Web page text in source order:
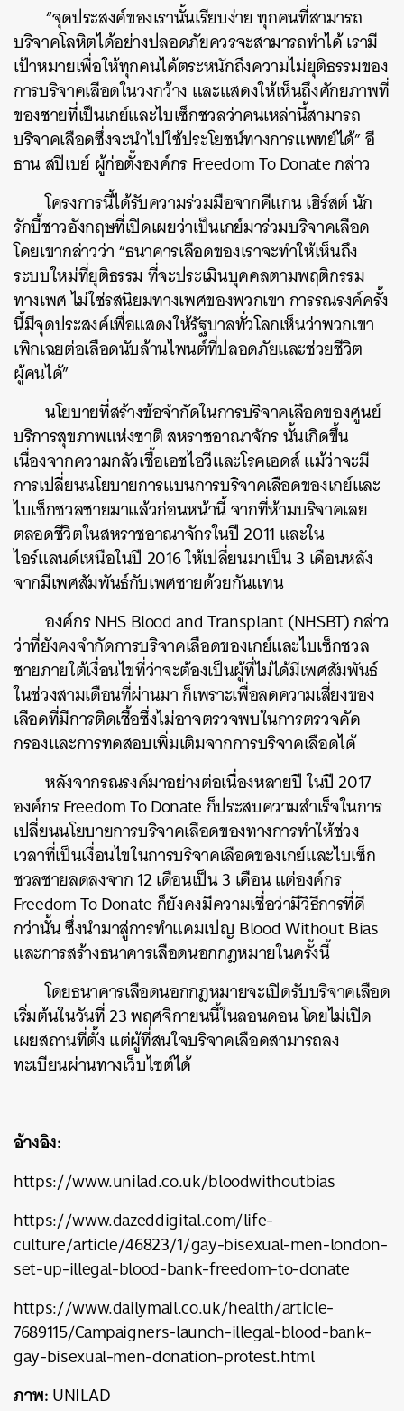
“จุดประสงค์ของเรานั้นเรียบง่ายทุกคนที่สามารถ
บริจาคโลหิตได้อย่างปลอดภัยควรจะสามารถทำได้เรามี
เป้าหมายเพื่อให้ทุกคนได้ตระหนักถึงความไม่ยุติธรรมของ
การบริจาคเลือดในวงกว้าง และแสดงให้เห็นถึงศักยภาพที่
ของชายที่เป็นเกย์และไบเซ็กชวลว่าคนเหล่านี้สามารถ
บริจาคเลือดซึ่งจะนำไปใช้ประโยชน์ทางการแพทย์ได้”อี
ธานสปิเบย์ผู้ก่อตั้งองค์กรFreedom To Donateกล่าว
โครงการนี้ได้รับความร่วมมือจากคีแกนเฮิร์สต์นัก
รักบี้ชาวอังกฤษที่เปิดเผยว่าเป็นเกย์มาร่วมบริจาคเลือด
โดยเขากล่าวว่า“ธนาคารเลือดของเราจะทำให้เห็นถึง
ระบบใหม่ที่ยุติธรรมที่จะประเมินบุคคลตามพฤติกรรม
ทางเพศ ไม่ใช่รสนิยมทางเพศของพวกเขาการรณรงค์ครั้ง
นี้มีจุดประสงค์เพื่อแสดงให้รัฐบาลทั่วโลกเห็นว่าพวกเขา
เพิกเฉยต่อเลือดนับล้านไพนต์ที่ปลอดภัยและช่วยชีวิต
ผู้คนได้”
นโยบายที่สร้างข้อจำกัดในการบริจาคเลือดของศูนย์
บริการสุขภาพแห่งชาติสหราชอาณาจักรนั้นเกิดขึ้น
เนื่องจากความกลัวเชื้อเอชไอวีและโรคเอดส์แม้ว่าจะมี
การเปลี่ยนนโยบายการแบนการบริจาคเลือดของเกย์และ
ไบเซ็กชวลชายมาแล้วก่อนหน้านี้จากที่ห้ามบริจาคเลย
ตลอดชีวิตในสหราชอาณาจักรในปี 2011 และใน
ไอร์แลนด์เหนือในปี 2016 ให้เปลี่ยนมาเป็น 3 เดือนหลัง
จากมีเพศสัมพันธ์กับเพศชายด้วยกันแทน
องค์กรNHS Blood and Transplant (NHSBT)กล่าว
ว่าที่ยังคงจำกัดการบริจาคเลือดของเกย์และไบเซ็กชวล
ชายภายใต้เงื่อนไขที่ว่าจะต้องเป็นผู้ที่ไม่ได้มีเพศสัมพันธ์
ในช่วงสามเดือนที่ผ่านมาก็เพราะเพื่อลดความเสี่ยงของ
เลือดที่มีการติดเชื้อซึ่งไม่อาจตรวจพบในการตรวจคัด
กรองและการทดสอบเพิ่มเติมจากการบริจาคเลือดได้
หลังจากรณรงค์มาอย่างต่อเนื่องหลายปีในปี 2017
องค์กรFreedom To Donateก็ประสบความสำเร็จในการ
เปลี่ยนนโยบายการบริจาคเลือดของทางการทำให้ช่วง
เวลาที่เป็นเงื่อนไขในการบริจาคเลือดของเกย์และไบเซ็ก
ชวลชายลดลงจาก12เดือนเป็น3 เดือนแต่องค์กร
Freedom To Donateก็ยังคงมีความเชื่อว่ามีวิธีการที่ดี
กว่านั้นซึ่งนำมาสู่การทำแคมเปญ Blood Without Bias
และการสร้างธนาคารเลือดนอกกฎหมายในครั้งนี้
โดยธนาคารเลือดนอกกฎหมายจะเปิดรับบริจาคเลือด
เริ่มต้นในวันที่23พฤศจิกายนนี้ในลอนดอนโดยไม่เปิด
เผยสถานที่ตั้งแต่ผู้ที่สนใจบริจาคเลือดสามารถลง
ทะเบียนผ่านทางเว็บไซต์ได้
อ้างอิง:
https://www.unilad.co.uk/bloodwithoutbias
https://www.dazeddigital.com/life-
culture/article/46823/1/gay-bisexual-men-london-
set-up-illegal-blood-bank-freedom-to-donate
https://www.dailymail.co.uk/health/article-
7689115/Campaigners-launch-illegal-blood-bank-
gay-bisexual-men-donation-protest.html
ภาพ:UNILAD
ค้นหา
SHARE TWEET LINE EMAIL